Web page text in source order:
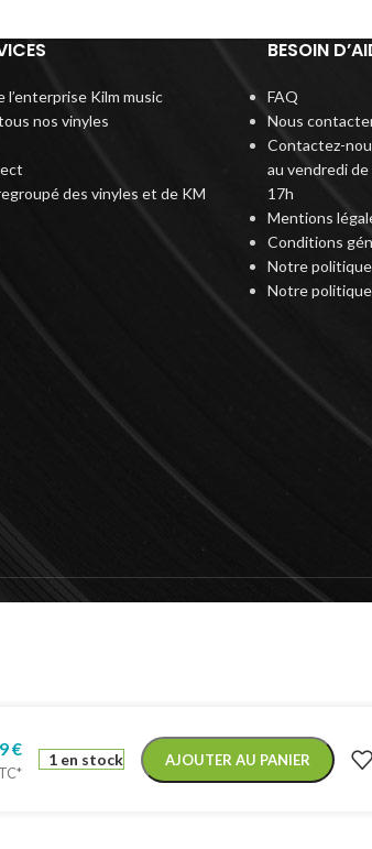
l’enterprise Kilm music
nos vinyles
des vinyles et de KM
BESOIN
FAQ
Nous
Contactez-
au vendredi de
17h
Mentions
Conditions
Notre
Notre
€ 1 en stock AJOUTER AU PANIER